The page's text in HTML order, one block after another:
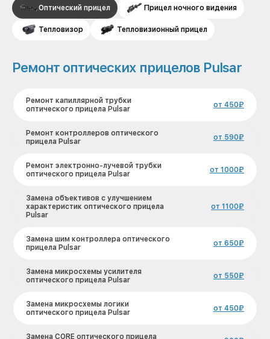
Оптический прицел Прицел ночного видения
Тепловизор Тепловизионный прицел
Ремонт оптических прицелов Pulsar
Ремонт капиллярной трубки
оптического прицела Pulsar
от 450₽
Ремонт контроллеров оптического
прицела Pulsar
от 590₽
Ремонт электронно-лучевой трубки
оптического прицела Pulsar
от 1000₽
Замена объективов с улучшением
характеристик оптического прицела
Pulsar
от 1100₽
Замена шим контроллера оптического
прицела Pulsar
от 650₽
Замена микросхемы усилителя
оптического прицела Pulsar
от 550₽
Замена микросхемы логики
оптического прицела Pulsar
от 450₽
Замена CORE оптического прицела